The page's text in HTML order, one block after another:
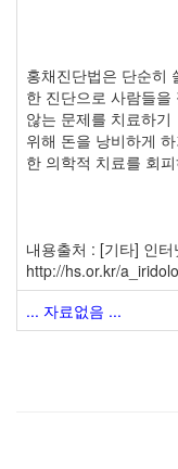
홍채진단법은 단순히
한 진단으로 사람들
않는 문제를 치료하기
위해 돈을 낭비하게
한 의학적 치료를 회
내용출처 : [기타] 인터
http://hs.or.kr/
... 자료없음 ...